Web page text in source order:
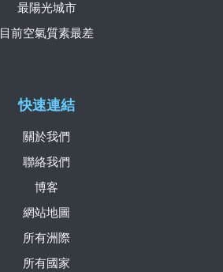
快速連結
關於我們
聯絡我們
博客
網站地圖
所有洲際
所有國家
最陽光城市
目前空氣質素最差